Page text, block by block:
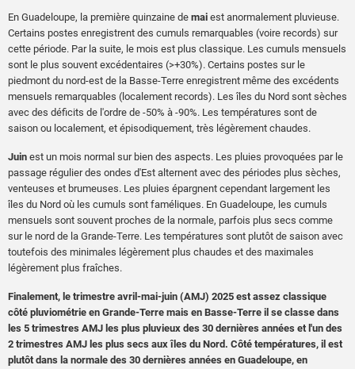
En Guadeloupe, la première quinzaine de mai est anormalement pluvieuse.
Certains postes enregistrent des cumuls remarquables (voire records) sur
cette période. Par la suite, le mois est plus classique. Les cumuls mensuels
sont le plus souvent excédentaires (>+30%). Certains postes sur le
piedmont du nord-est de la Basse-Terre enregistrent même des excédents
mensuels remarquables (localement records). Les îles du Nord sont sèches
avec des déficits de l'ordre de -50% à -90%. Les températures sont de
saison ou localement, et épisodiquement, très légèrement chaudes.
Juin est un mois normal sur bien des aspects. Les pluies provoquées par le
passage régulier des ondes d'Est alternent avec des périodes plus sèches,
venteuses et brumeuses. Les pluies épargnent cependant largement les
îles du Nord où les cumuls sont faméliques. En Guadeloupe, les cumuls
mensuels sont souvent proches de la normale, parfois plus secs comme
sur le nord de la Grande-Terre. Les températures sont plutôt de saison avec
toutefois des minimales légèrement plus chaudes et des maximales
légèrement plus fraîches.
Finalement, le trimestre avril-mai-juin (AMJ) 2025 est assez classique
côté pluviométrie en Grande-Terre mais en Basse-Terre il se classe dans
les 5 trimestres AMJ les plus pluvieux des 30 dernières années et l'un des
2 trimestres AMJ les plus secs aux îles du Nord. Côté températures, il est
plutôt dans la normale des 30 dernières années en Guadeloupe, en